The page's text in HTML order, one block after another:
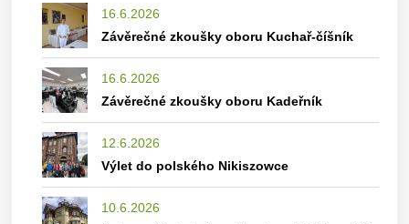
16.6.2026
Závěrečné zkoušky oboru Kuchař-číšník
16.6.2026
Závěrečné zkoušky oboru Kadeřník
12.6.2026
Výlet do polského Nikiszowce
10.6.2026